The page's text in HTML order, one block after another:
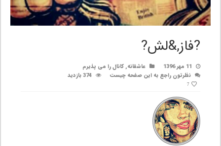
?فاز,&لش?
11 مهر 1396 عاشقانه,کانال را می پذیرم
نظرتون راجع به این صفحه چیست
374 بازدید
7